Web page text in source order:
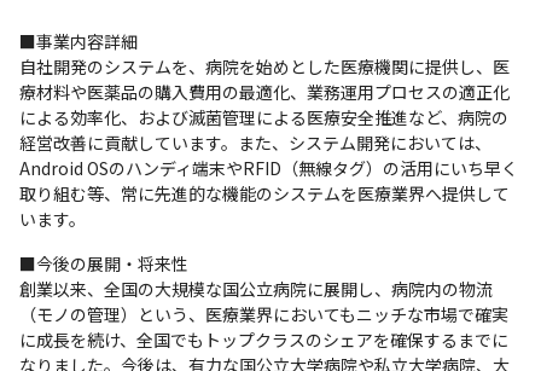
■事業内容詳細
自社開発のシステムを、病院を始めとした医療機関に提供し、医
療材料や医薬品の購入費用の最適化、業務運用プロセスの適正化
による効率化、および滅菌管理による医療安全推進など、病院の
経営改善に貢献しています。また、システム開発においては、
Android OSのハンディ端末やRFID（無線タグ）の活用にいち早く
取り組む等、常に先進的な機能のシステムを医療業界へ提供して
います。
■今後の展開・将来性
創業以来、全国の大規模な国公立病院に展開し、病院内の物流
（モノの管理）という、医療業界においてもニッチな市場で確実
に成長を続け、全国でもトップクラスのシェアを確保するまでに
なりました。今後は、有力な国公立大学病院や私立大学病院、大